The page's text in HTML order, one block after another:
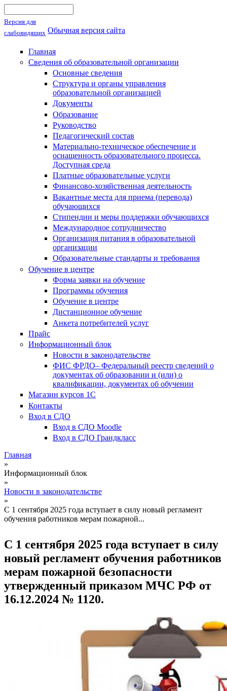
Форма поиска
Версия для
слабовидящих Обычная версия сайта
Главная
Сведения об образовательной организации
Основные сведения
Структура и органы управления
образовательной организацией
Документы
Образование
Руководство
Педагогический состав
Материально-техническое обеспечение и
оснащенность образовательного процесса.
Доступная среда
Платные образовательные услуги
Финансово-хозяйственная деятельность
Вакантные места для приема (перевода)
обучающихся
Стипендии и меры поддержки обучающихся
Международное сотрудничество
Организация питания в образовательной
организации
Образовательные стандарты и требования
Обучение в центре
Форма заявки на обучение
Программы обучения
Обучение в центре
Дистанционное обучение
Анкета потребителей услуг
Прайс
Информационный блок
Новости в законодательстве
ФИС ФРДО– Федеральный реестр сведений о
документах об образовании и (или) о
квалификации, документах об обучении
Магазин курсов 1С
Контакты
Вход в СДО
Вход в СДО Moodle
Вход в СДО Грандкласс
Вы здесь
Главная
»
Информационный блок
»
Новости в законодательстве
»
С 1 сентября 2025 года вступает в силу новый регламент
обучения работников мерам пожарной...
С 1 сентября 2025 года вступает в силу
новый регламент обучения работников
мерам пожарной безопасности
утвержденный приказом МЧС РФ от
16.12.2024 № 1120.